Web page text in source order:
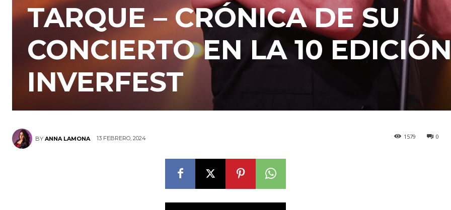
TARQUE – CRÓNICA DE SU
CONCIERTO EN LA 10
INVERFEST
BY ANNA LAMONA 13 FEBRERO, 2024 0
1579